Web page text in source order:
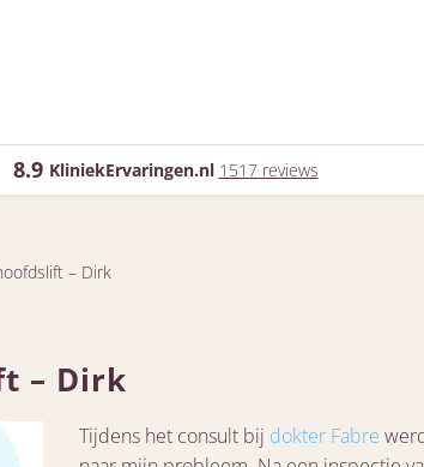
8.9 KliniekErvaringen.nl 1517 reviews
– Dirk
– Dirk
Tijdens het consult bij dokter Fabre